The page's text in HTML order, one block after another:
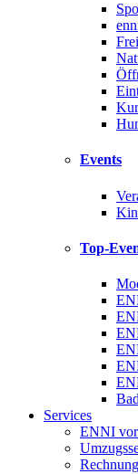
Events
Top-
Services
ENNI